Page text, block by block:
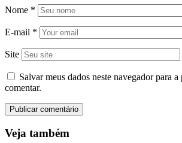
Nome *
E-mail *
Site
Salvar meus dados neste navegador para
comentar.
Veja também